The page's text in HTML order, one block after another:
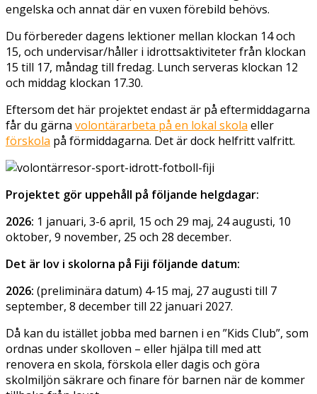
engelska och annat där en vuxen förebild behövs.
Du förbereder dagens lektioner mellan klockan 14 och
15, och undervisar/håller i idrottsaktiviteter från klockan
15 till 17, måndag till fredag. Lunch serveras klockan 12
och middag klockan 17.30.
Eftersom det här projektet endast är på eftermiddagarna
får du gärna volontärarbeta på en lokal skola eller
förskola på förmiddagarna. Det är dock helfritt valfritt.
Projektet gör uppehåll på följande helgdagar:
2026: 1 januari, 3-6 april, 15 och 29 maj, 24 augusti, 10
oktober, 9 november, 25 och 28 december.
Det är lov i skolorna på Fiji följande datum:
2026: (preliminära datum) 4-15 maj, 27 augusti till 7
september, 8 december till 22 januari 2027.
Då kan du istället jobba med barnen i en ”Kids Club”, som
ordnas under skolloven – eller hjälpa till med att
renovera en skola, förskola eller dagis och göra
skolmiljön säkrare och finare för barnen när de kommer